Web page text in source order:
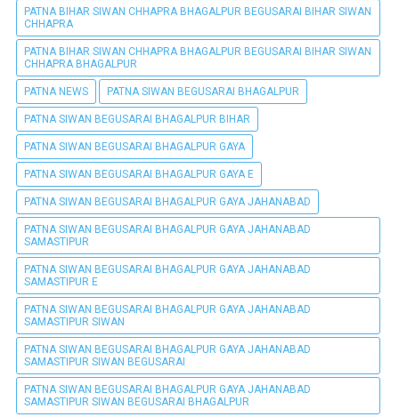
PATNA BIHAR SIWAN CHHAPRA BHAGALPUR BEGUSARAI BIHAR SIWAN
CHHAPRA
PATNA BIHAR SIWAN CHHAPRA BHAGALPUR BEGUSARAI BIHAR SIWAN
CHHAPRA BHAGALPUR
PATNA NEWS PATNA SIWAN BEGUSARAI BHAGALPUR
PATNA SIWAN BEGUSARAI BHAGALPUR BIHAR
PATNA SIWAN BEGUSARAI BHAGALPUR GAYA
PATNA SIWAN BEGUSARAI BHAGALPUR GAYA E
PATNA SIWAN BEGUSARAI BHAGALPUR GAYA JAHANABAD
PATNA SIWAN BEGUSARAI BHAGALPUR GAYA JAHANABAD
SAMASTIPUR
PATNA SIWAN BEGUSARAI BHAGALPUR GAYA JAHANABAD
SAMASTIPUR E
PATNA SIWAN BEGUSARAI BHAGALPUR GAYA JAHANABAD
SAMASTIPUR SIWAN
PATNA SIWAN BEGUSARAI BHAGALPUR GAYA JAHANABAD
SAMASTIPUR SIWAN BEGUSARAI
PATNA SIWAN BEGUSARAI BHAGALPUR GAYA JAHANABAD
SAMASTIPUR SIWAN BEGUSARAI BHAGALPUR